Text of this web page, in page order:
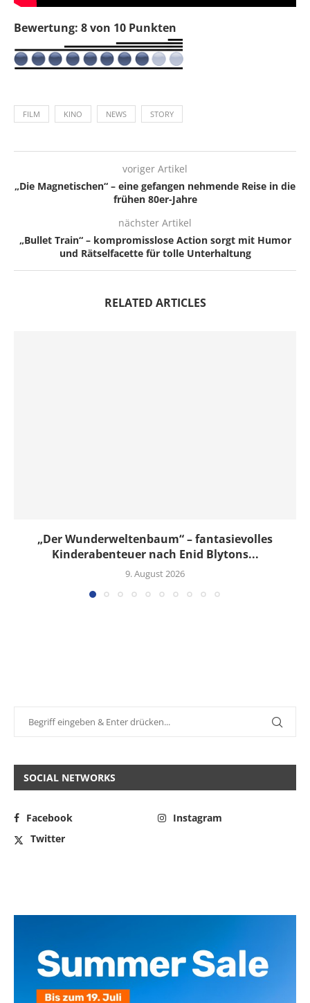
Bewertung: 8 von 10 Punkten
FILM KINO NEWS STORY
voriger Artikel
„Die Magnetischen“ – eine gefangen nehmende Reise in die
frühen 80er-Jahre
nächster Artikel
„Bullet Train“ – kompromisslose Action sorgt mit Humor
und Rätselfacette für tolle Unterhaltung
RELATED ARTICLES
„Der Wunderweltenbaum“ – fantasievolles
Kinderabenteuer nach Enid Blytons...
9. August 2026
SOCIAL NETWORKS
Facebook
Instagram
Twitter